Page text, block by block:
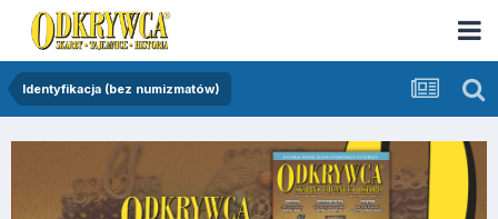
Identyfikacja (bez numizmatów)